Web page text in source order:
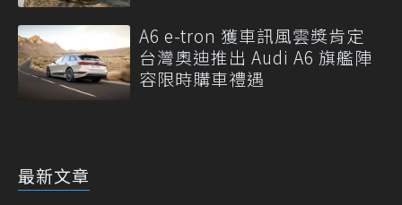
A6 e-tron 獲車訊風雲獎肯定
台灣奧迪推出 Audi A6 旗艦陣
容限時購車禮遇
最新文章